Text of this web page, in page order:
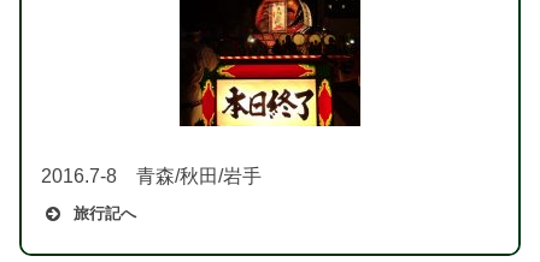
2016.7-8 青森/秋田/岩手
旅行記へ